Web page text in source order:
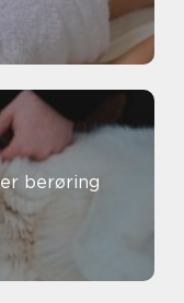
berøring